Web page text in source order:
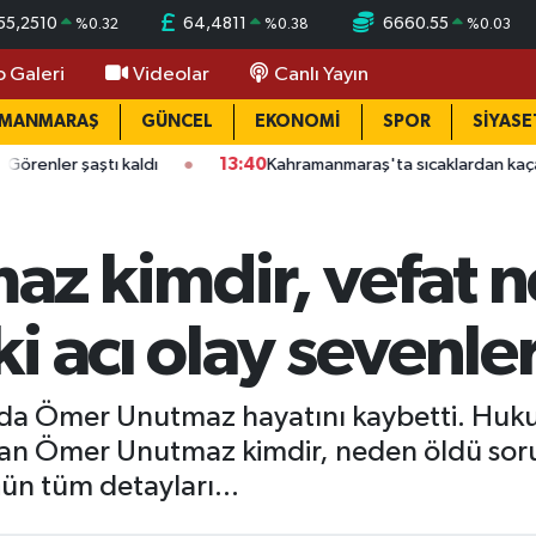
%0.32 64,4811 %0.38 6660.55 %0.03
Galeri Videolar Canlı Yayın
GÜNCEL EKONOMİ SPOR
kaldı 13:40Kahramanmaraş'ta sıcaklardan kaçanlar Savruk
kimdir, vefat
acı olay
Ömer Unutmaz hayatını kaybetti.
Ömer Unutmaz kimdir, neden öldü
tüm detayları...